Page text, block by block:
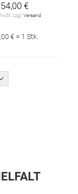
54,00 €
zzgl. Versand
€ = 1 Stk.